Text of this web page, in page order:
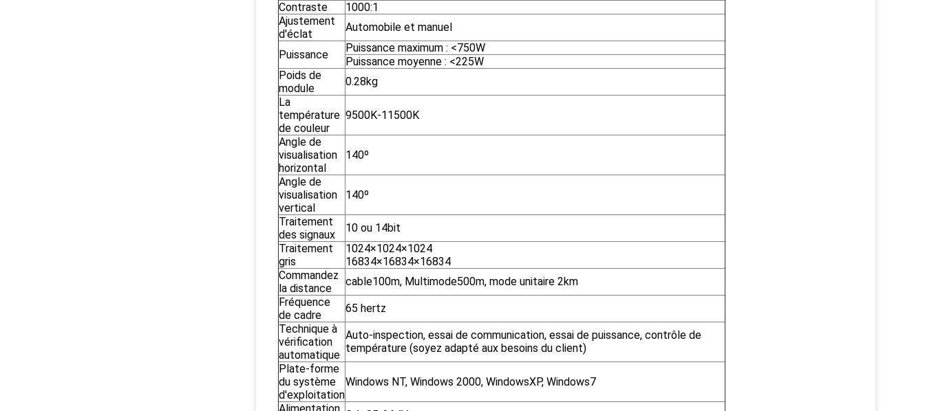
Contraste
1000:1
Ajustement
d'éclat
Automobile et manuel
Puissance
Puissance maximum : <750W
Puissance moyenne : <225W
Poids de
module
0.28kg
La
température
de couleur
9500K-11500K
Angle de
visualisation
horizontal
140º
Angle de
visualisation
vertical
140º
Traitement
des signaux
10 ou 14bit
Traitement
gris
1024×1024×1024
16834×16834×16834
Commandez
la distance
cable100m, Multimode500m, mode unitaire 2km
Fréquence
de cadre
65 hertz
Technique à
vérification
automatique
Auto-inspection, essai de communication, essai de puissance, contrôle de
température (soyez adapté aux besoins du client)
Plate-forme
du système
d'exploitation
Windows NT, Windows 2000, WindowsXP, Windows7